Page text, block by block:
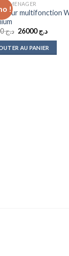
!
multifonction
د.ج29000
Le
initial
était :
د.ج26000
Le
actuel
est :
AU PANIER